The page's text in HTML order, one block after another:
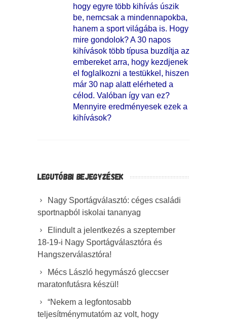
hogy egyre több kihívás úszik
be, nemcsak a mindennapokba,
hanem a sport világába is. Hogy
mire gondolok? A 30 napos
kihívások több típusa buzdítja az
embereket arra, hogy kezdjenek
el foglalkozni a testükkel, hiszen
már 30 nap alatt elérheted a
célod. Valóban így van ez?
Mennyire eredményesek ezek a
kihívások?
LEGUTÓBBI BEJEGYZÉSEK
Nagy Sportágválasztó: céges családi
sportnapból iskolai tananyag
Elindult a jelentkezés a szeptember
18-19-i Nagy Sportágválasztóra és
Hangszerválasztóra!
Mécs László hegymászó gleccser
maratonfutásra készül!
“Nekem a legfontosabb
teljesítménymutatóm az volt, hogy